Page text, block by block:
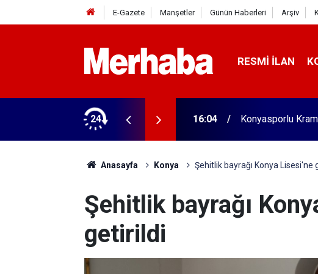
E-Gazete Manşetler Günün Haberleri Arşiv
RESMI İLAN
24
313 beygir motoru var 16:04 Konyasporlu
Anasayfa Konya Şehitlik bayrağı Konya Lisesi'ne
Şehitlik bayrağı
getirildi